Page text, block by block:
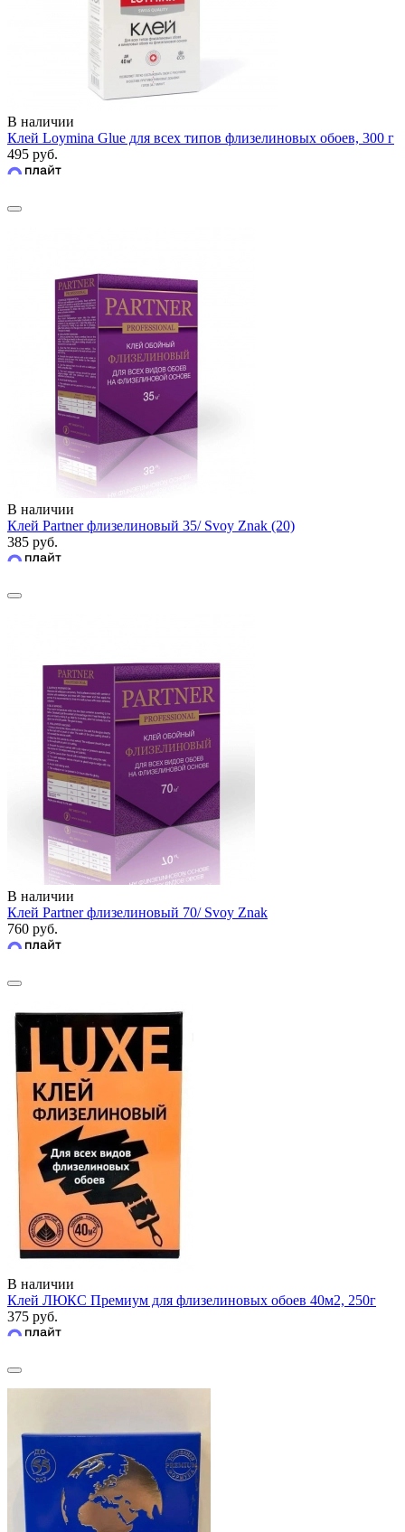
В наличии
Клей Loymina Glue для всех типов флизелиновых обоев, 300 г
495 руб.
В наличии
Клей Partner флизелиновый 35/ Svoy Znak (20)
385 руб.
В наличии
Клей Partner флизелиновый 70/ Svoy Znak
760 руб.
В наличии
Клей ЛЮКС Премиум для флизелиновых обоев 40м2, 250г
375 руб.